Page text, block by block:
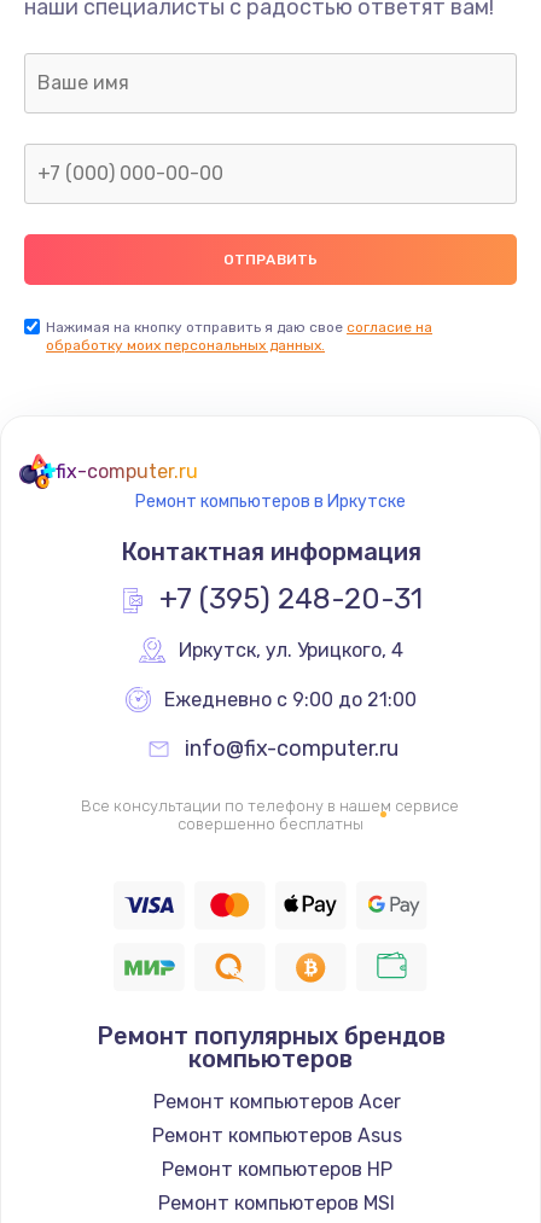
Заказать
Замена вибро элемента
Заказать
Восстановление дорожек платы
Заказать
350 руб.
Заказать
Настройка программного обеспечения
3300 руб.
Прошивка устройства (без сохранения данных)
550 руб.
Заказать
Замена лотка Flash
наши специалисты с радостью ответят вам!
Нажимая на кнопку отправить я даю свое согласие на
обработку моих персональных данных.
fix-computer.ru
Ремонт компьютеров в Иркутске
Контактная информация
+7 (395) 248-20-31
Иркутск, ул. Урицкого, 4
Ежедневно с 9:00 до 21:00
info@fix-computer.ru
Все консультации по телефону в нашем сервисе
совершенно бесплатны
Ремонт популярных брендов
компьютеров
Ремонт компьютеров Acer
Ремонт компьютеров Asus
Ремонт компьютеров HP
Ремонт компьютеров MSI